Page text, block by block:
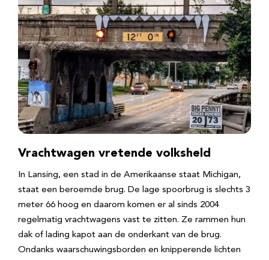
Vrachtwagen vretende volksheld
In Lansing, een stad in de Amerikaanse staat Michigan,
staat een beroemde brug. De lage spoorbrug is slechts 3
meter 66 hoog en daarom komen er al sinds 2004
regelmatig vrachtwagens vast te zitten. Ze rammen hun
dak of lading kapot aan de onderkant van de brug.
Ondanks waarschuwingsborden en knipperende lichten